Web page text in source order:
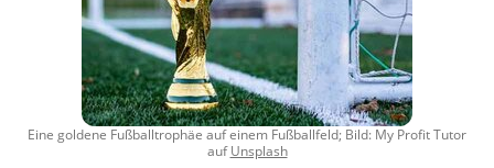
Eine goldene Fußballtrophäe auf einem Fußballfeld; Bild: My Profit Tutor
aufUnsplash